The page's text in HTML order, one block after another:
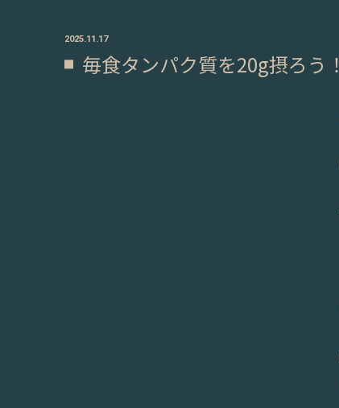
2025.11.17
毎食タンパク質を20g摂ろう！